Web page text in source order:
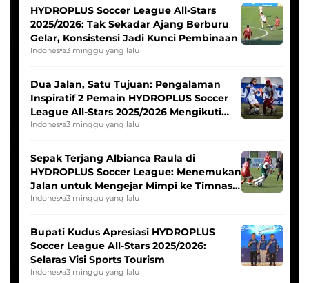
HYDROPLUS Soccer League All-Stars
2025/2026: Tak Sekadar Ajang Berburu
Gelar, Konsistensi Jadi Kunci Pembinaan
Indonesia3 minggu yang lalu
Dua Jalan, Satu Tujuan: Pengalaman
Inspiratif 2 Pemain HYDROPLUS Soccer
League All-Stars 2025/2026 Mengikuti
Seleksi Timnas Indonesia Putri
Indonesia3 minggu yang lalu
Sepak Terjang Albianca Raula di
HYDROPLUS Soccer League: Menemukan
Jalan untuk Mengejar Mimpi ke Timnas
Indonesia Putri
Indonesia3 minggu yang lalu
Bupati Kudus Apresiasi HYDROPLUS
Soccer League All-Stars 2025/2026:
Selaras Visi Sports Tourism
Indonesia3 minggu yang lalu